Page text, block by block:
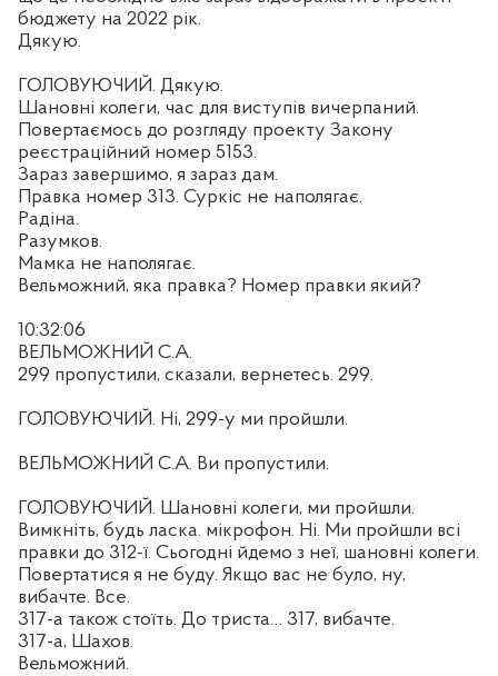
бюджету на 2022 рік.
Дякую.
ГОЛОВУЮЧИЙ. Дякую.
Шановні колеги, час для виступів вичерпаний.
Повертаємось до розгляду проекту Закону
реєстраційний номер 5153.
Зараз завершимо, я зараз дам.
Правка номер 313. Суркіс не наполягає.
Радіна.
Разумков.
Мамка не наполягає.
Вельможний, яка правка? Номер правки який?
10:32:06
ВЕЛЬМОЖНИЙ С.А.
299 пропустили, сказали, вернетесь. 299.
ГОЛОВУЮЧИЙ. Ні, 299-у ми пройшли.
ВЕЛЬМОЖНИЙ С.А. Ви пропустили.
ГОЛОВУЮЧИЙ. Шановні колеги, ми пройшли.
Вимкніть, будь ласка. мікрофон. Ні. Ми пройшли всі
правки до 312-ї. Сьогодні йдемо з неї, шановні колеги.
Повертатися я не буду. Якщо вас не було, ну,
вибачте. Все.
317-а також стоїть. До триста… 317, вибачте.
317-а, Шахов.
Вельможний.